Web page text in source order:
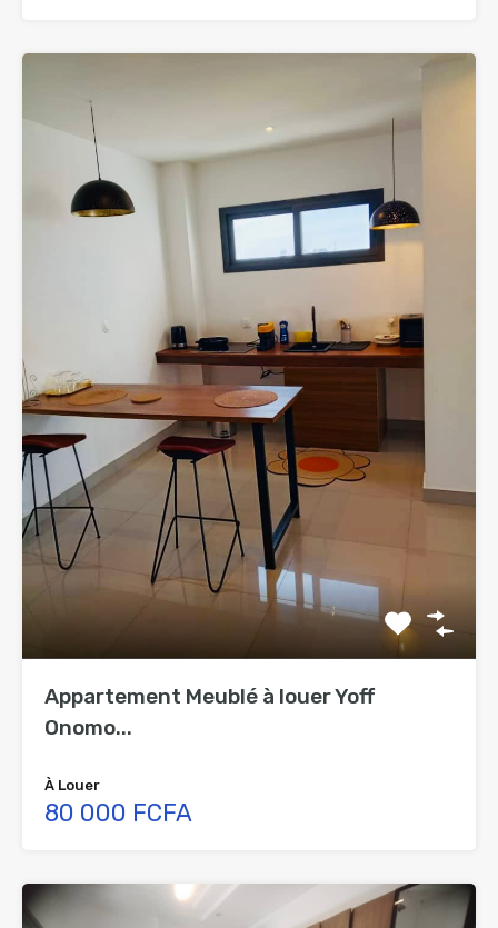
Appartement Meublé à louer Yoff
Onomo...
À Louer
80 000 FCFA